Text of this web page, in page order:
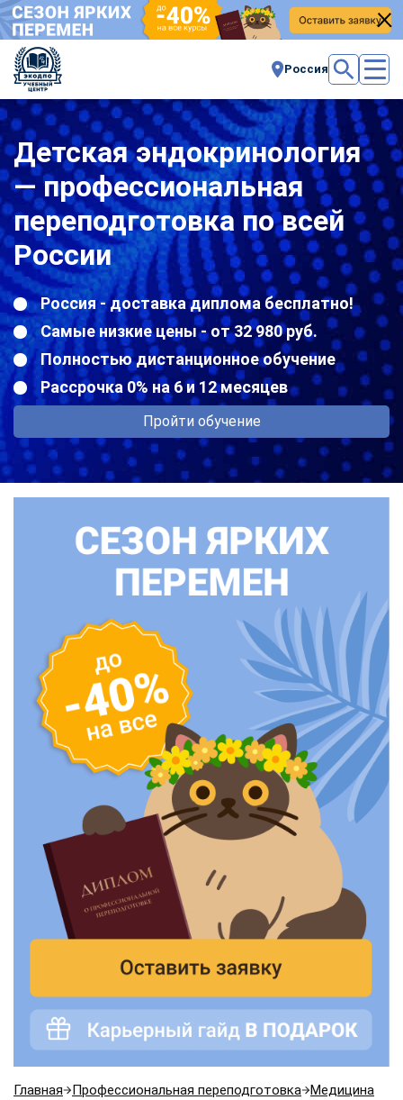
Россия
Детская эндокринология
— профессиональная
переподготовка по всей
России
Россия - доставка диплома бесплатно!
Самые низкие цены - от 32 980 руб.
Полностью дистанционное обучение
Рассрочка 0% на 6 и 12 месяцев
Пройти обучение
Главная Профессиональная переподготовка Медицина